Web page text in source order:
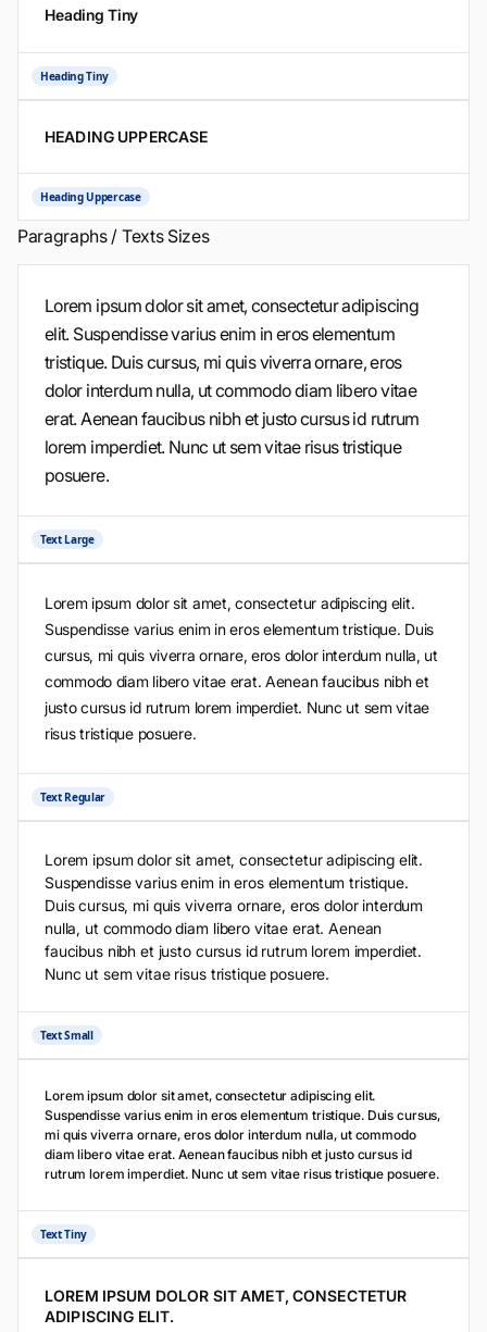
Heading Tiny
Heading Tiny
HEADING UPPERCASE
Heading Uppercase
Paragraphs / Texts Sizes
Lorem ipsum dolor sit amet, consectetur adipiscing
elit. Suspendisse varius enim in eros elementum
tristique. Duis cursus, mi quis viverra ornare, eros
dolor interdum nulla, ut commodo diam libero vitae
erat. Aenean faucibus nibh et justo cursus id rutrum
lorem imperdiet. Nunc ut sem vitae risus tristique
posuere.
Text Large
Lorem ipsum dolor sit amet, consectetur adipiscing elit.
Suspendisse varius enim in eros elementum tristique. Duis
cursus, mi quis viverra ornare, eros dolor interdum nulla, ut
commodo diam libero vitae erat. Aenean faucibus nibh et
justo cursus id rutrum lorem imperdiet. Nunc ut sem vitae
risus tristique posuere.
Text Regular
Lorem ipsum dolor sit amet, consectetur adipiscing elit.
Suspendisse varius enim in eros elementum tristique.
Duis cursus, mi quis viverra ornare, eros dolor interdum
nulla, ut commodo diam libero vitae erat. Aenean
faucibus nibh et justo cursus id rutrum lorem imperdiet.
Nunc ut sem vitae risus tristique posuere.
Text Small
Lorem ipsum dolor sit amet, consectetur adipiscing elit.
Suspendisse varius enim in eros elementum tristique. Duis cursus,
mi quis viverra ornare, eros dolor interdum nulla, ut commodo
diam libero vitae erat. Aenean faucibus nibh et justo cursus id
rutrum lorem imperdiet. Nunc ut sem vitae risus tristique posuere.
Text Tiny
LOREM IPSUM DOLOR SIT AMET, CONSECTETUR
ADIPISCING ELIT.